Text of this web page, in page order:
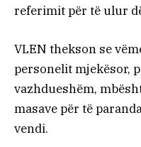
referimit për të ulur
VLEN thekson se
personelit mjekësor,
vazhdueshëm,
masave për të
vendi.